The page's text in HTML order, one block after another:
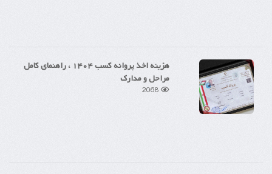
هزینه اخذ پروانه کسب ۱۴۰۴ ، راهنمای کامل
مراحل و مدارک